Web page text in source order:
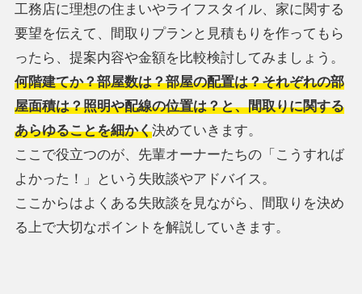
工務店に理想の住まいやライフスタイル、家に関する
要望を伝えて、間取りプランと見積もりを作ってもら
ったら、提案内容や金額を比較検討してみましょう。
何階建てか？部屋数は？部屋の配置は？それぞれの部
屋面積は？照明や配線の位置は？と、間取りに関する
あらゆることを細かく決めていきます。
ここで役立つのが、先輩オーナーたちの「こうすれば
よかった！」という失敗談やアドバイス。
ここからはよくある失敗談を見ながら、間取りを決め
る上で大切なポイントを解説していきます。